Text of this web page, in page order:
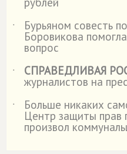
˙
Бурьяном совесть
Боровикова
вопрос
˙
СПРАВЕДЛИВАЯ
журналистов на
˙
Больше никаких
Центр защиты прав
произвол